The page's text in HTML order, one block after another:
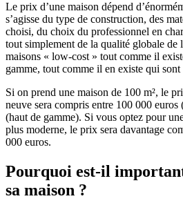
Le prix d’une maison dépend
s’agisse du type de construction, des
choisi, du choix du professionnel en
tout simplement de la qualité globale de
maisons « low-cost » tout comme il
gamme, tout comme il en existe qui
Si on prend une maison de 100 m², le
neuve sera compris entre 100 000
(haut de gamme). Si vous optez pour
plus moderne, le prix sera davantage
000 euros.
Pourquoi est-il
sa maison ?